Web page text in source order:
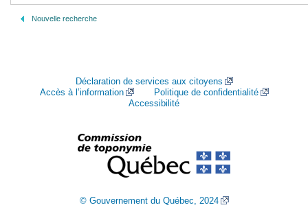
Nouvelle recherche
Déclaration de services aux citoyens
Accès à l’information
Politique de confidentialité
Accessibilité
© Gouvernement du Québec, 2024